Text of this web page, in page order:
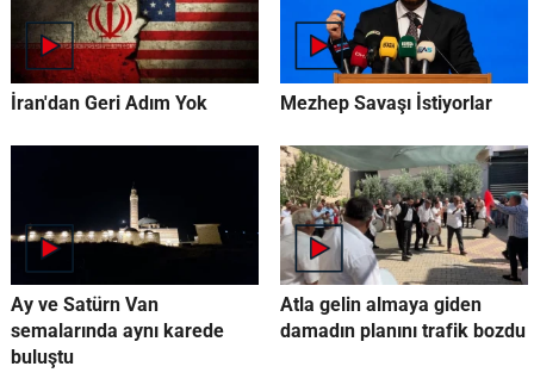
İran'dan Geri Adım Yok Mezhep Savaşı İstiyorlar
Ay ve Satürn Van
semalarında aynı karede
buluştu
Atla gelin almaya giden
damadın planını trafik bozdu